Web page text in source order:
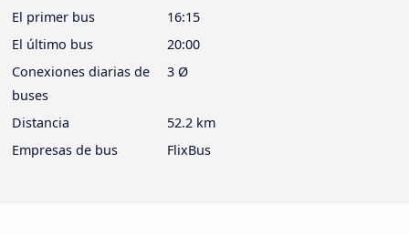
El primer bus
16:15
El último bus
20:00
Conexiones diarias de
buses
3 Ø
Distancia
52.2 km
Empresas de bus
FlixBus